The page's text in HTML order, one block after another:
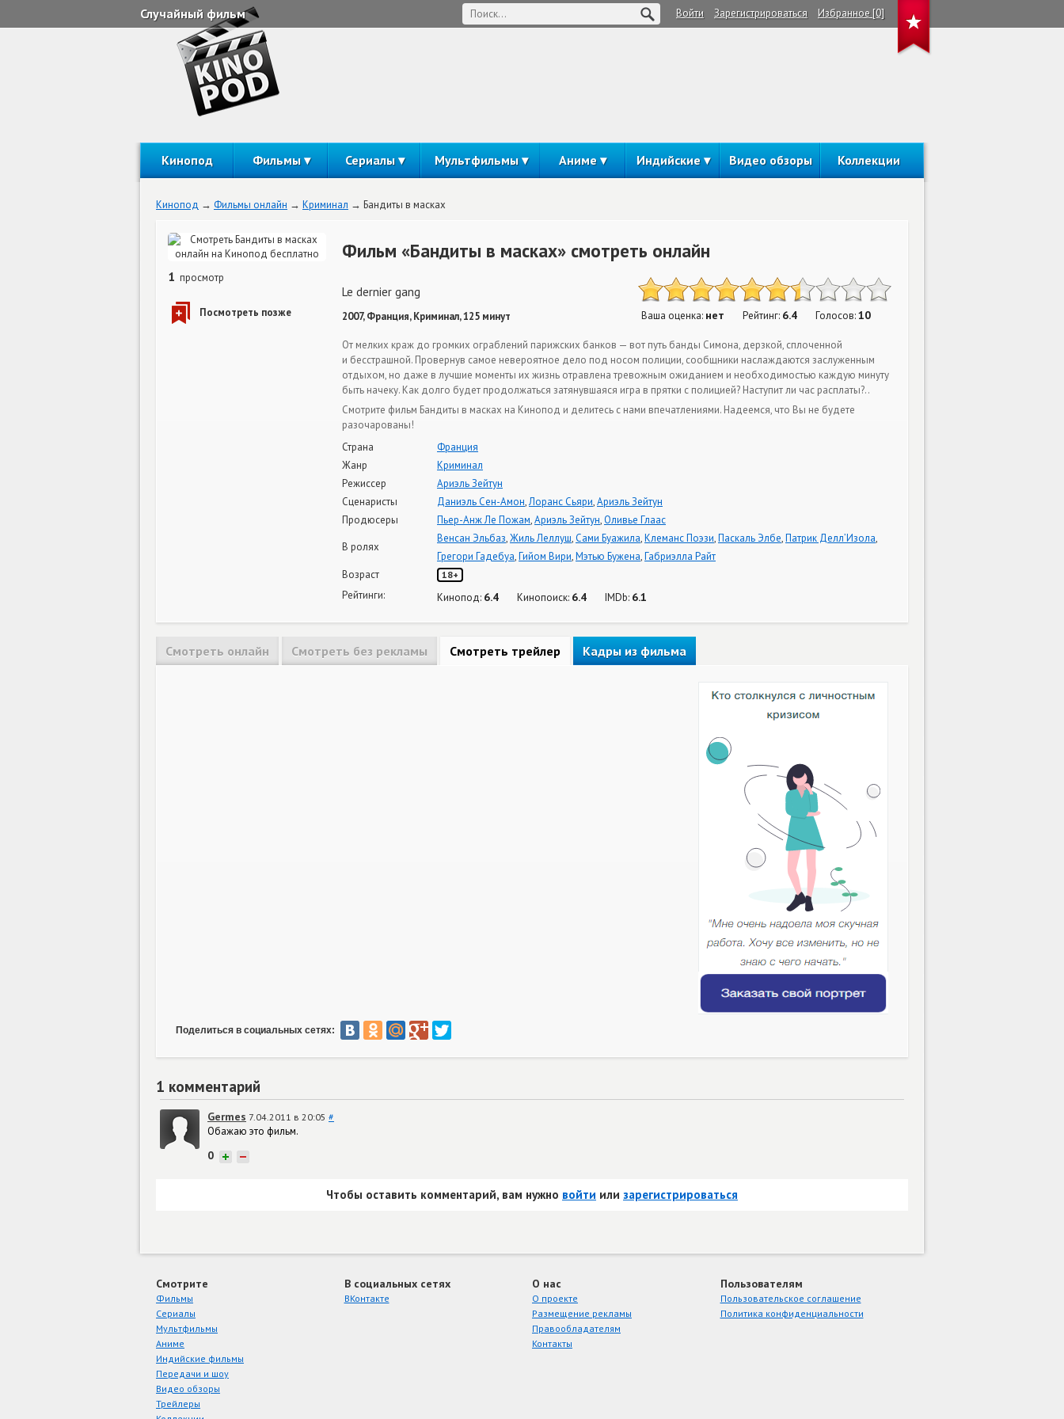
Случайный фильм Войти Зарегистрироваться Избранное [0]
Кинопод Фильмы Сериалы Мультфильмы Аниме Индийские Видео обзоры Коллекции
Кинопод Фильмы онлайн Криминал Бандиты в масках
1 просмотр
Фильм «Бандиты в масках» смотреть онлайн
Le dernier gang
2007, Франция, Криминал, 125 минут Ваша оценка: нет Рейтинг: 6.4 Голосов:10
От мелких краж до громких ограблений парижских банков — вот путь банды Симона, дерзкой, сплоченной
и бесстрашной. Провернув самое невероятное дело под носом полиции, сообщники наслаждаются заслуженным
отдыхом, но даже в лучшие моменты их жизнь отравлена тревожным ожиданием и необходимостью каждую минуту
быть начеку. Как долго будет продолжаться затянувшаяся игра в прятки с полицией? Наступит ли час расплаты?..
Смотрите фильм Бандиты в масках на Кинопод и делитесь с нами впечатлениями. Надеемся, что Вы не будете
разочарованы!
Страна
Франция
Жанр
Криминал
Режиссер
Ариэль Зейтун
Сценаристы
Даниэль Сен-Амон,Лоранс Сьяри,Ариэль Зейтун
Продюсеры
Пьер-Анж Ле Пожам,Ариэль Зейтун,Оливье Глаас
В ролях
Венсан Эльбаз,Жиль Леллуш,Сами Буажила,Клеманс Поэзи,Паскаль Элбе,Патрик Делл’Изола,
Грегори Гадебуа,Гийом Вири,Мэтью Бужена,Габриэлла Райт
Возраст
18+
Рейтинги: Кинопод: 6.4 Кинопоиск: 6.4 IMDb: 6.1
Смотреть онлайн Смотреть без рекламы Смотреть трейлер Кадры из фильма
Поделиться в социальных сетях:
1 комментарий
Germes 7.04.2011 в 20:05 #
Обажаю это фильм.
0 + −
Чтобы оставить комментарий, вам нужно войти или зарегистрироваться
Смотрите
Фильмы
Сериалы
Мультфильмы
Аниме
Индийские фильмы
Передачи и шоу
Видео обзоры
Трейлеры
В социальных сетях
ВКонтакте
О нас
О проекте
Размещение рекламы
Правообладателям
Контакты
Пользователям
Пользовательское соглашение
Политика конфиденциальности